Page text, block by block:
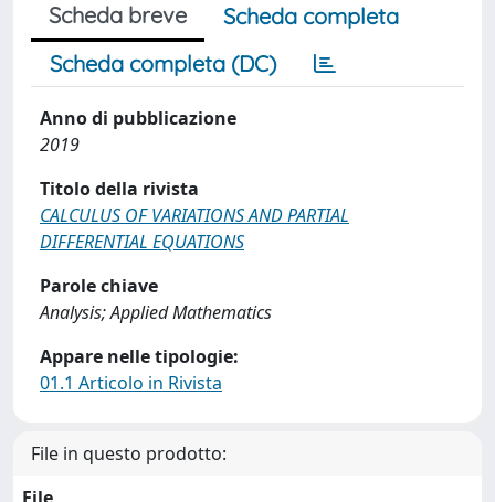
Scheda breve
Scheda completa
Scheda completa (DC)
Anno di pubblicazione
2019
Titolo della rivista
CALCULUS OF VARIATIONS AND PARTIAL
DIFFERENTIAL EQUATIONS
Parole chiave
Analysis; Applied Mathematics
Appare nelle tipologie:
01.1 Articolo in Rivista
File in questo prodotto: